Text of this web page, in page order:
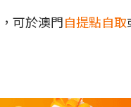
，可於澳門自提點自取